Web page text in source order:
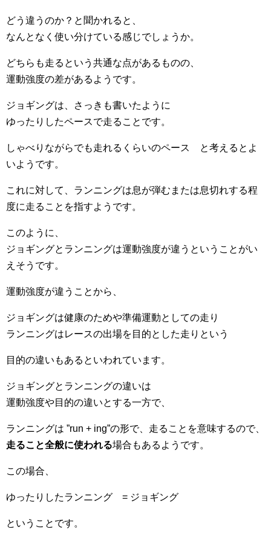
どう違うのか？と聞かれると、
なんとなく使い分けている感じでしょうか。
どちらも走るという共通な点があるものの、
運動強度の差があるようです。
ジョギングは、さっきも書いたように
ゆったりしたペースで走ることです。
しゃべりながらでも走れるくらいのペース と考えるとよ
いようです。
これに対して、ランニングは息が弾むまたは息切れする程
度に走ることを指すようです。
このように、
ジョギングとランニングは運動強度が違う ということがい
えそうです。
運動強度が違うことから、
ジョギングは健康のためや準備運動としての走り
ランニングはレースの出場を目的とした走りという
目的の違いもあるといわれています。
ジョギングとランニングの違いは
運動強度や目的の違いとする一方で、
ランニングは ”run + ing”の形で、走ることを意味するので、
走ること全般に使われる場合もあるようです。
この場合、
ゆったりしたランニング = ジョギング
ということです。